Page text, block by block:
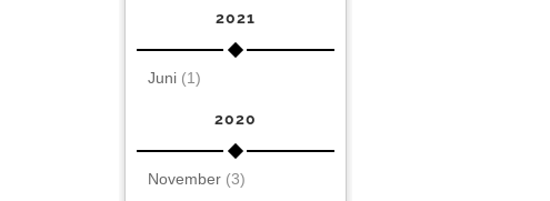
2021
Juni (1)
2020
November (3)